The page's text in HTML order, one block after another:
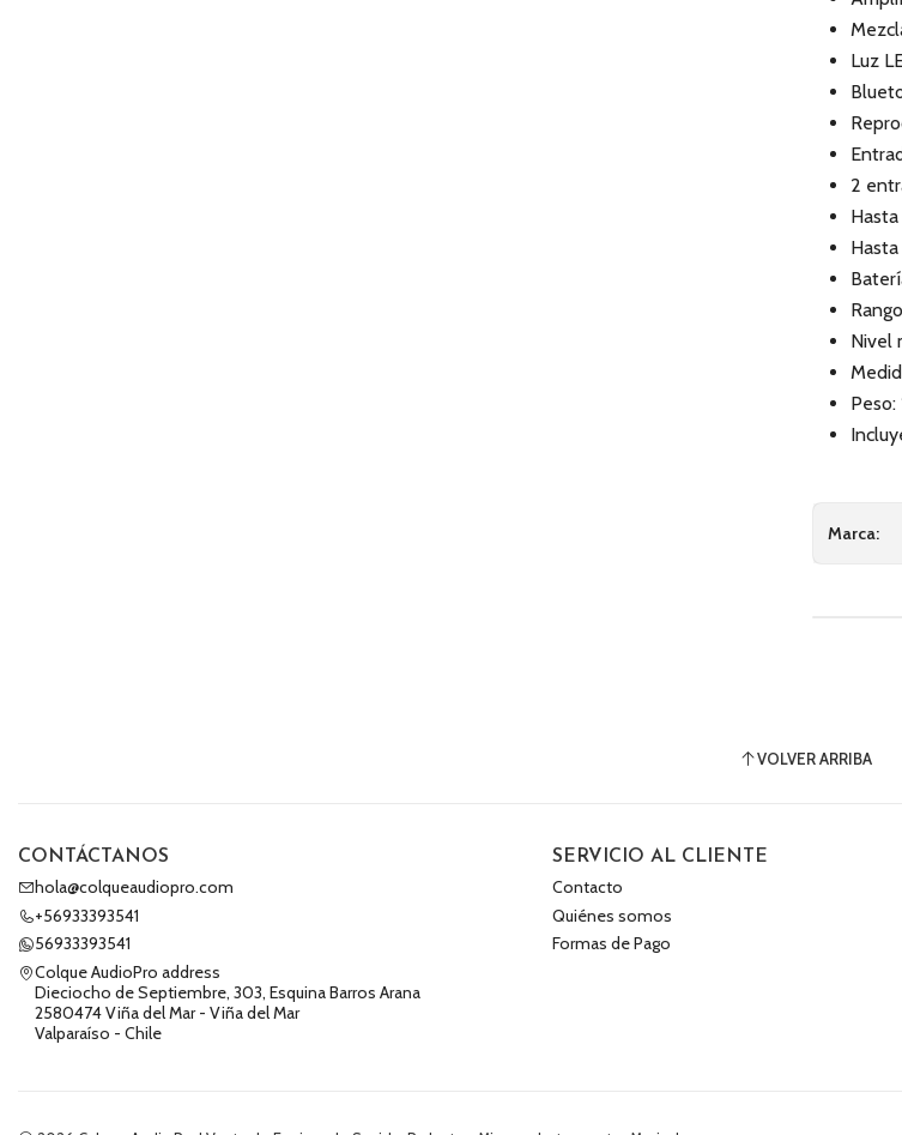
Luz
2
Nivel
Peso:
Marca:
VOLVER ARRIBA
CONTÁCTANOS
hola@colqueaudiopro.com
+56933393541
56933393541
Colque AudioPro address
Dieciocho de Septiembre, 303, Esquina Barros Arana
2580474 Viña del Mar - Viña del Mar
Valparaíso - Chile
SERVICIO AL CLIENTE
Contacto
Quiénes somos
Formas de Pago